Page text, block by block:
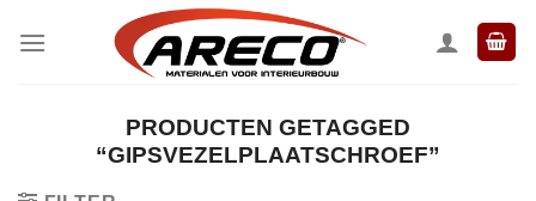
naar
PRODUCTEN GETAGGED
“GIPSVEZELPLAATSCHROEF”